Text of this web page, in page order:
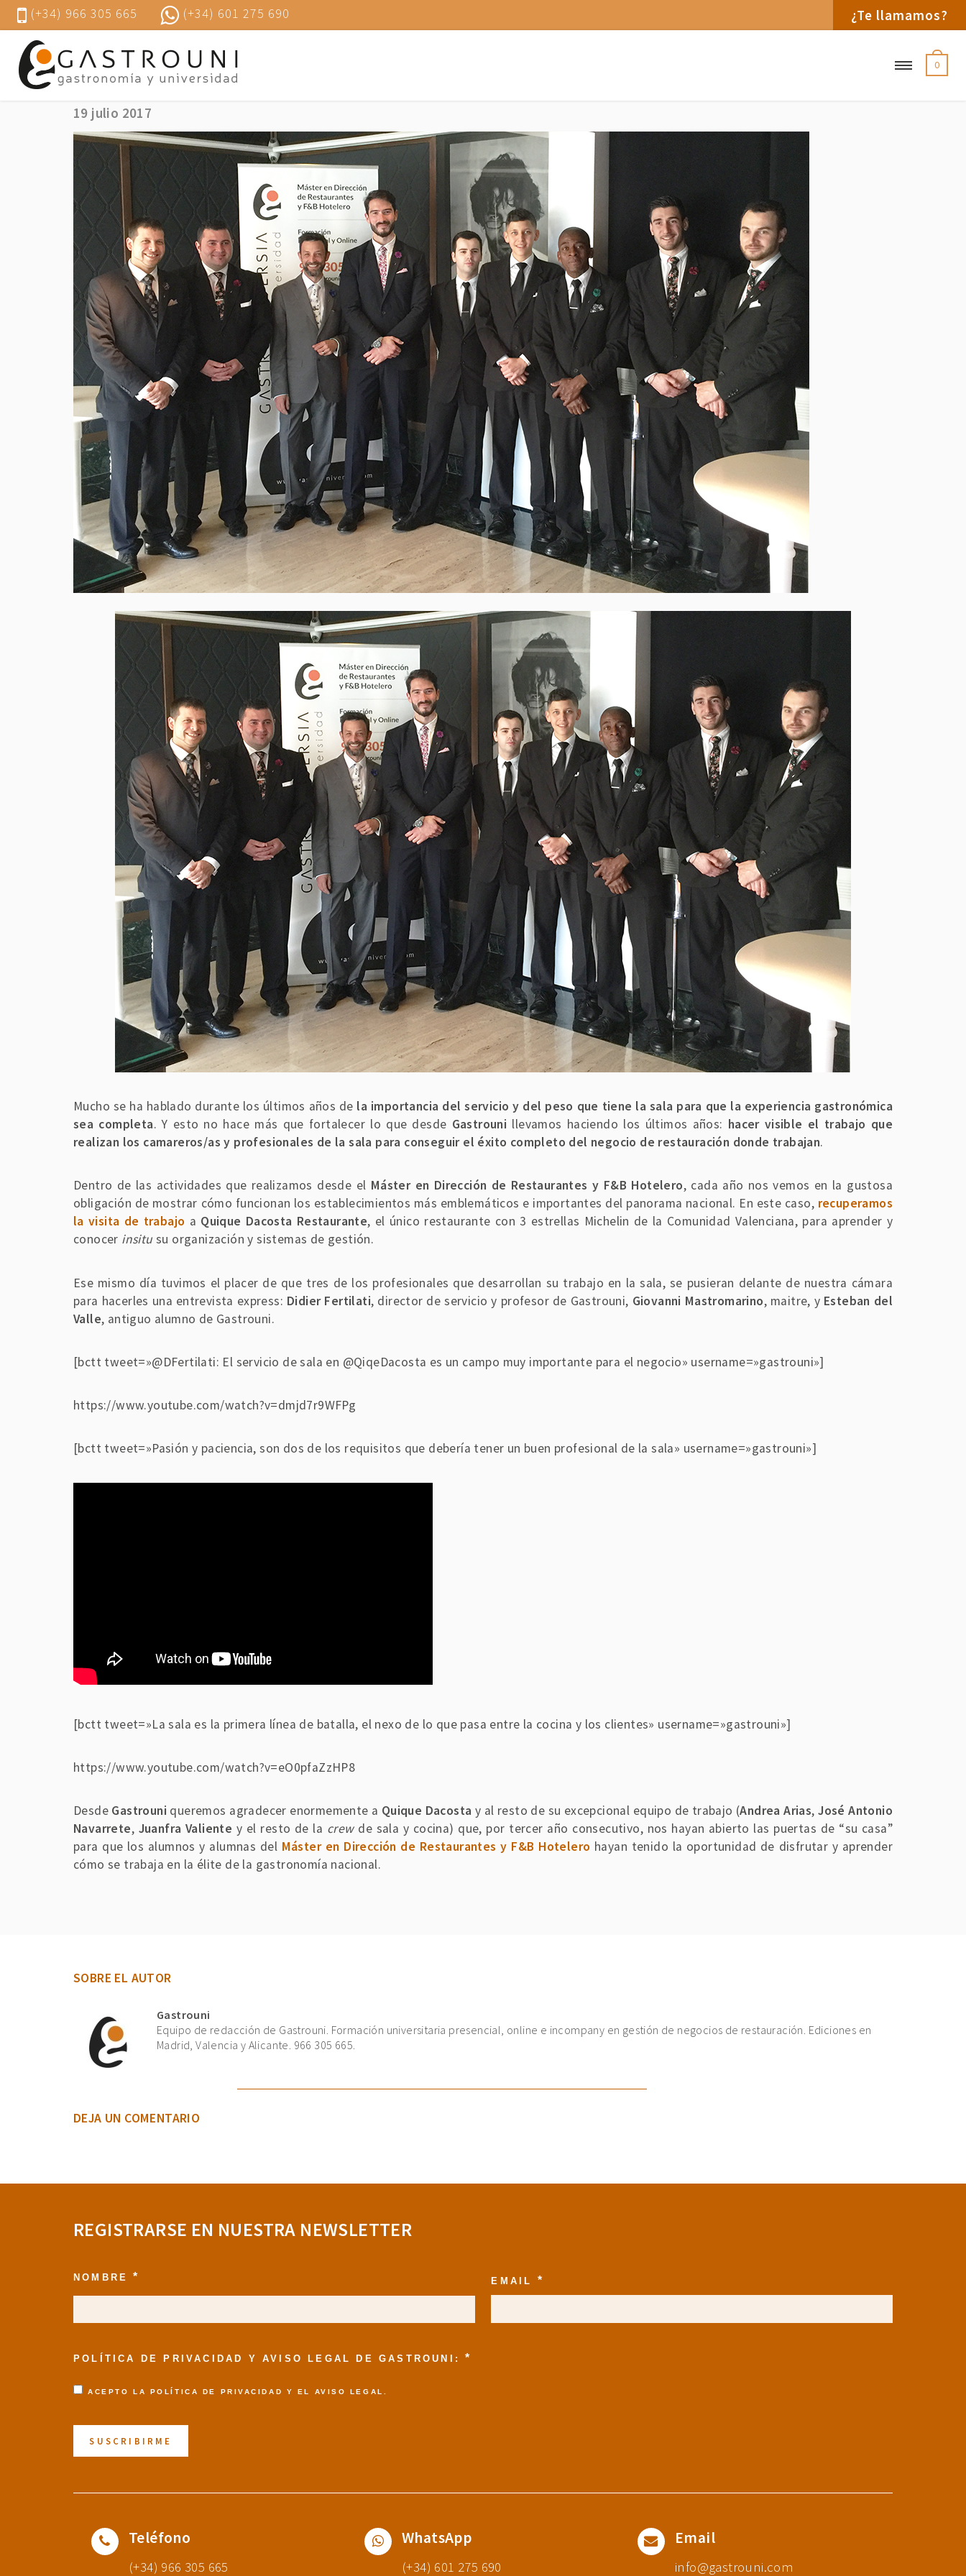
(+34) 966 305 665 (+34) 601 275 690 ¿Te llamamos?
0
Quique Dacosta Restaurante, la dignificación y puesta en valor del servicio de sala
19 julio 2017
Mucho se ha hablado durante los últimos años de la importancia del servicio y del peso que tiene la sala para que la experiencia gastronómica
sea completa. Y esto no hace más que fortalecer lo que desde Gastrouni llevamos haciendo los últimos años: hacer visible el trabajo que
realizan los camareros/as y profesionales de la sala para conseguir el éxito completo del negocio de restauración donde trabajan.
Dentro de las actividades que realizamos desde el Máster en Dirección de Restaurantes y F&B Hotelero, cada año nos vemos en la gustosa
obligación de mostrar cómo funcionan los establecimientos más emblemáticos e importantes del panorama nacional. En este caso, recuperamos
la visita de trabajo a Quique Dacosta Restaurante, el único restaurante con 3 estrellas Michelin de la Comunidad Valenciana, para aprender y
conocer insitu su organización y sistemas de gestión.
Ese mismo día tuvimos el placer de que tres de los profesionales que desarrollan su trabajo en la sala, se pusieran delante de nuestra cámara
para hacerles una entrevista express: Didier Fertilati, director de servicio y profesor de Gastrouni, Giovanni Mastromarino, maitre, y Esteban del
Valle, antiguo alumno de Gastrouni.
[bctt tweet=»@DFertilati: El servicio de sala en @QiqeDacosta es un campo muy importante para el negocio» username=»gastrouni»]
https://www.youtube.com/watch?v=dmjd7r9WFPg
[bctt tweet=»Pasión y paciencia, son dos de los requisitos que debería tener un buen profesional de la sala» username=»gastrouni»]
[bctt tweet=»La sala es la primera línea de batalla, el nexo de lo que pasa entre la cocina y los clientes» username=»gastrouni»]
https://www.youtube.com/watch?v=eO0pfaZzHP8
Desde Gastrouni queremos agradecer enormemente a Quique Dacosta y al resto de su excepcional equipo de trabajo (Andrea Arias,José Antonio
Navarrete, Juanfra Valiente y el resto de la crewde sala y cocina) que, por tercer año consecutivo, nos hayan abierto las puertas de “su casa”
para que los alumnos y alumnas del Máster en Dirección de Restaurantes y F&B Hotelero hayan tenido la oportunidad de disfrutar y aprender
cómo se trabaja en la élite de la gastronomía nacional.
SOBRE EL AUTOR
Gastrouni
Equipo de redacción de Gastrouni. Formación universitaria presencial, online e incompany en gestión de negocios de restauración. Ediciones en
Madrid, Valencia y Alicante. 966 305 665.
DEJA UN COMENTARIO
REGISTRARSE EN NUESTRA NEWSLETTER
NOMBRE* EMAIL *
POLÍTICA DE PRIVACIDAD Y AVISO LEGAL DE GASTROUNI:*
ACEPTO LA POLÍTICA DE PRIVACIDAD Y EL AVISO LEGAL
Teléfono
(+34) 966 305 665
WhatsApp
(+34) 601 275 690
Email
info@gastrouni.com